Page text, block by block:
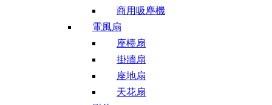
商用吸塵機
電風扇
座檯扇
掛牆扇
座地扇
天花扇